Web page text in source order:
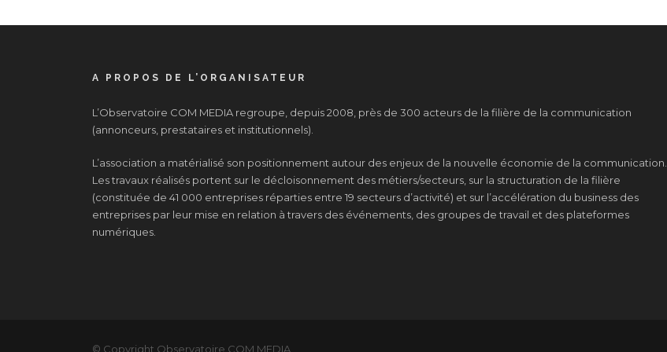
A PROPOS DE L’ORGANISATEUR
L’Observatoire COM MEDIA regroupe, depuis 2008, près de 300 acteurs de la filière de la communication
(annonceurs, prestataires et institutionnels).
L’association a matérialisé son positionnement autour des enjeux de la nouvelle économie de la communication.
Les travaux réalisés portent sur le décloisonnement des métiers/secteurs, sur la structuration de la filière
(constituée de 41 000 entreprises réparties entre 19 secteurs d’activité) et sur l’accélération du business des
entreprises par leur mise en relation à travers des événements, des groupes de travail et des plateformes
numériques.
© Copyright Observatoire COM MEDIA